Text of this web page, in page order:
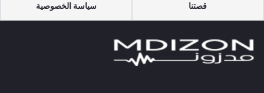
قصتنا سياسة الخصوصية